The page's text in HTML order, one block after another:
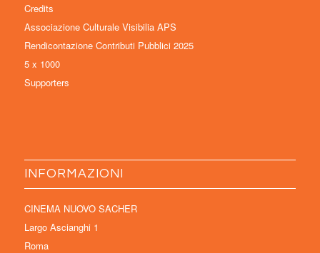
Credits
Associazione Culturale Visibilia APS
Rendicontazione Contributi Pubblici 2025
5 x 1000
Supporters
INFORMAZIONI
CINEMA NUOVO SACHER
Largo Ascianghi 1
Roma